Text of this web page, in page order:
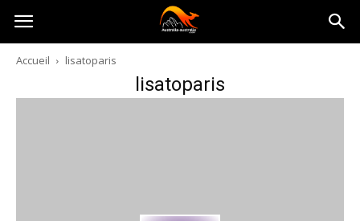
Australia-
australie.com
Accueil lisatoparis
lisatoparis